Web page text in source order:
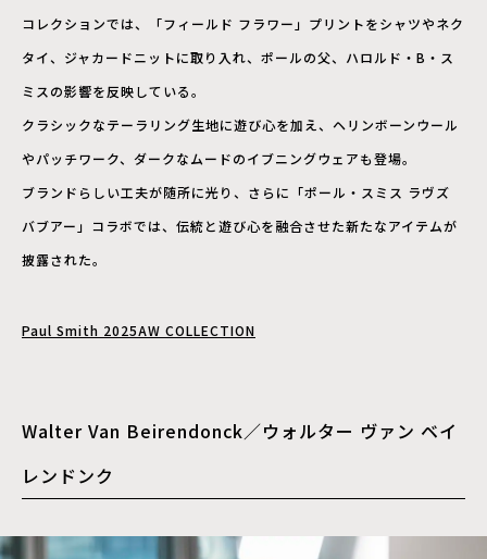
コレクションでは、「フィールド フラワー」プリントをシャツやネク
タイ、ジャカードニットに取り入れ、ポールの父、ハロルド・B・ス
ミスの影響を反映している。
クラシックなテーラリング生地に遊び心を加え、ヘリンボーンウール
やパッチワーク、ダークなムードのイブニングウェアも登場。
ブランドらしい工夫が随所に光り、さらに「ポール・スミス ラヴズ
バブアー」コラボでは、伝統と遊び心を融合させた新たなアイテムが
披露された。
Paul Smith 2025AW COLLECTION
Walter Van Beirendonck／ウォルター ヴァン ベイ
レンドンク